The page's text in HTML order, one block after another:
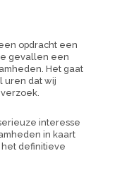
opdracht een
gevallen een
Het gaat
uren dat wij
interesse
in kaart
definitieve